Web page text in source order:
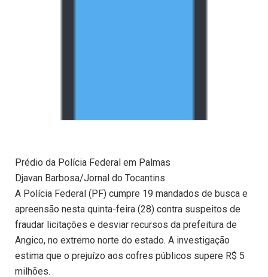
Prédio da Polícia Federal em Palmas
Djavan Barbosa/Jornal do Tocantins
A Polícia Federal (PF) cumpre 19 mandados de busca e
apreensão nesta quinta-feira (28) contra suspeitos de
fraudar licitações e desviar recursos da prefeitura de
Angico, no extremo norte do estado. A investigação
estima que o prejuízo aos cofres públicos supere R$ 5
milhões.